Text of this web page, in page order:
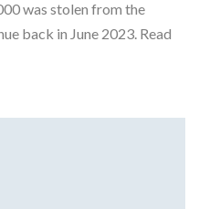
was stolen from the
back in June 2023. Read